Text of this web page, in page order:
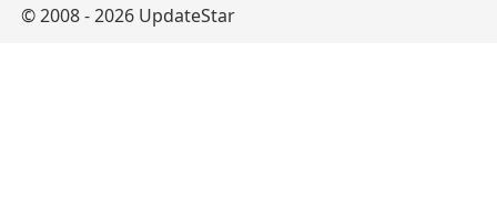
© 2008 - 2026 UpdateStar